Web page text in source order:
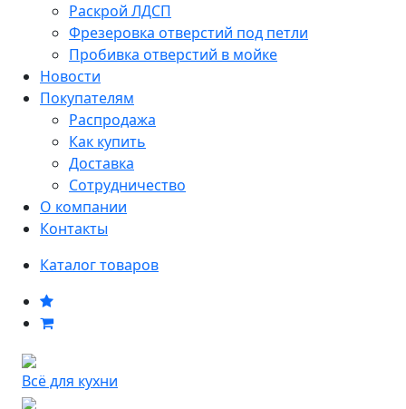
Раскрой ЛДСП
Фрезеровка отверстий под петли
Пробивка отверстий в мойке
Новости
Покупателям
Распродажа
Как купить
Доставка
Сотрудничество
О компании
Контакты
Каталог товаров
Всё для кухни